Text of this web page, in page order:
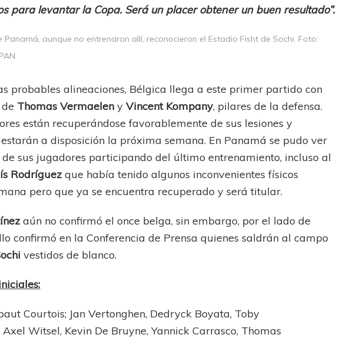
para levantar la Copa. Será un placer obtener un buen resultado”.
Panamá, aunque no entrenaron allí, reconocieron el Estadio Fisht de Sochi. Foto:
probables alineaciones, Bélgica llega a este primer partido con
Thomas Vermaelen yVincent Kompany, pilares de la defensa.
están recuperándose favorablemente de sus lesiones y
a disposición la próxima semana. En Panamá se pudo ver
sus jugadores participando del último entrenamiento, incluso al
Rodríguez que había tenido algunos inconvenientes físicos
pero que ya se encuentra recuperado y será titular.
aún no confirmó el once belga, sin embargo, por el lado de
confirmó en la Conferencia de Prensa quienes saldrán al campo
vestidos de blanco.
Courtois; Jan Vertonghen, Dedryck Boyata, Toby
Witsel, Kevin De Bruyne, Yannick Carrasco, Thomas
COPA SUDAMERICANA
Sur Defendido
UEFA CHAMPIONS LEAGUE
PSG celebró el bicampeonato